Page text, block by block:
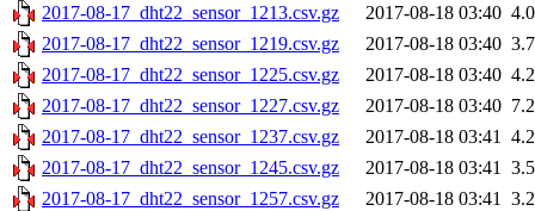
2017-08-17_dht22_sensor_1213.csv.gz
2017-08-18 03:40
2017-08-17_dht22_sensor_1219.csv.gz
2017-08-18 03:40
2017-08-17_dht22_sensor_1225.csv.gz
2017-08-18 03:40
2017-08-17_dht22_sensor_1227.csv.gz
2017-08-18 03:40
2017-08-17_dht22_sensor_1237.csv.gz
2017-08-18 03:41
2017-08-17_dht22_sensor_1245.csv.gz
2017-08-18 03:41
2017-08-17_dht22_sensor_1257.csv.gz
2017-08-18 03:41